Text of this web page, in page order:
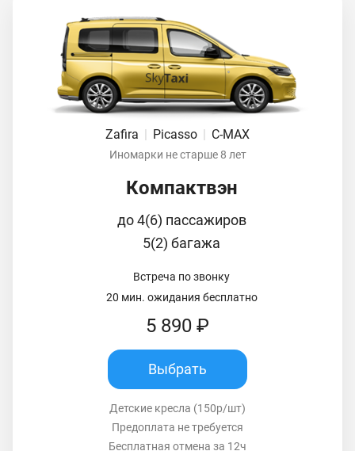
Zafira | Picasso | C-MAX
Иномарки не старше 8 лет
Компактвэн
до 4(6) пассажиров
5(2) багажа
Встреча по звонку
20 мин. ожидания бесплатно
5 890 ₽
Выбрать
Детские кресла (150р/шт)
Предоплата не требуется
Бесплатная отмена за 12ч